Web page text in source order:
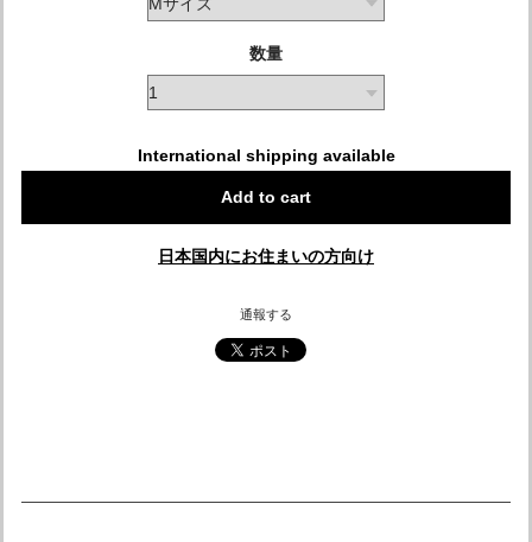
数量
International shipping available
Add to cart
日本国内にお住まいの方向け
通報する